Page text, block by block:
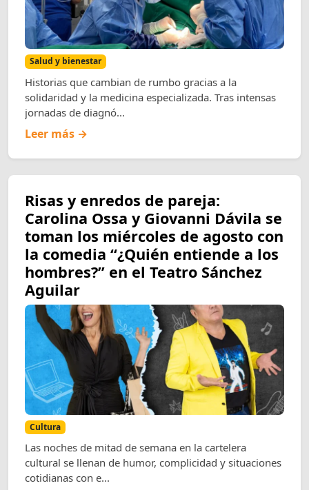
Salud y bienestar
Historias que cambian de rumbo gracias a la
solidaridad y la medicina especializada. Tras intensas
jornadas de diagnó...
Leer más →
Risas y enredos de pareja:
Carolina Ossa y Giovanni Dávila se
toman los miércoles de agosto con
la comedia “¿Quién entiende a los
hombres?” en el Teatro Sánchez
Aguilar
Cultura
Las noches de mitad de semana en la cartelera
cultural se llenan de humor, complicidad y situaciones
cotidianas con e...